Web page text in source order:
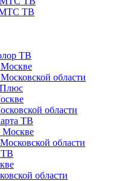
МТС ТВ
ТВ
области
области
ТВ
Москве
области
области